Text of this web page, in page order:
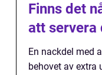
Finns det
att servera
En nackdel med
behovet av extra